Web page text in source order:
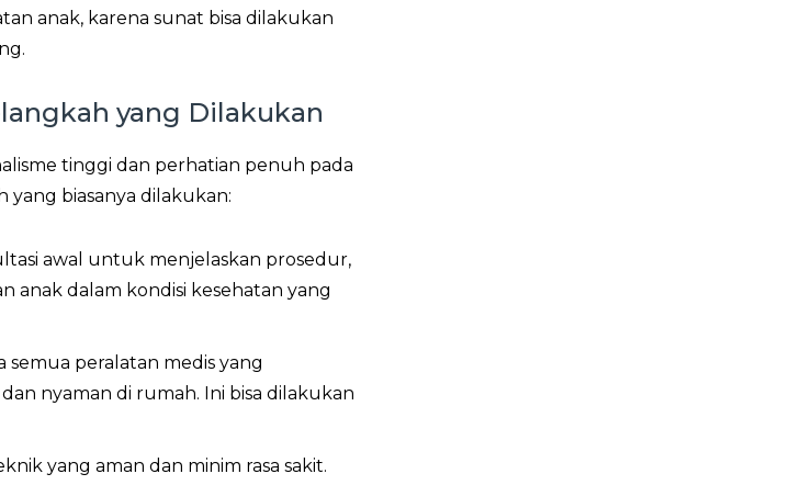
anak, karena sunat bisa dilakukan
yang Dilakukan
tinggi dan perhatian penuh pada
yang biasanya dilakukan:
awal untuk menjelaskan prosedur,
anak dalam kondisi kesehatan yang
semua peralatan medis yang
nyaman di rumah. Ini bisa dilakukan
yang aman dan minim rasa sakit.